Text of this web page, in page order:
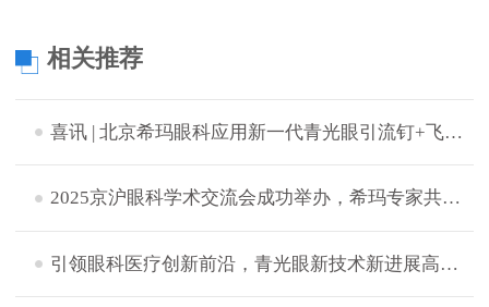
相关推荐
喜讯 | 北京希玛眼科应用新一代青光眼引流钉+飞秒激光白内障辅助技术成功完成中晚期青白联合微创手术
2025京沪眼科学术交流会成功举办，希玛专家共探眼病治疗新策略
引领眼科医疗创新前沿，青光眼新技术新进展高峰论坛成功举办